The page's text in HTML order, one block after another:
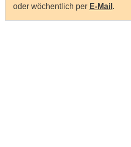
oder wöchentlich per E-Mail .